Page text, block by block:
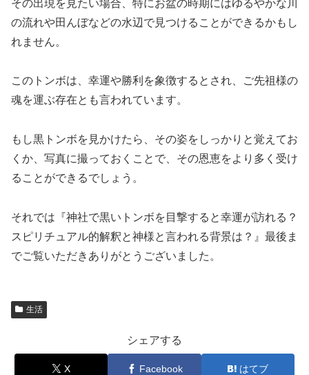
その出現を見たい場合、特にお盆の時期にはゆるやかな川
の流れや田んぼなどの水辺で見つけることができるかもし
れません。
このトンボは、幸運や勝利を象徴するとされ、ご先祖様の
魂を運ぶ存在とも言われています。
もし黒トンボを見かけたら、その姿をしっかりと覚えてお
くか、写真に撮っておくことで、その恩恵をより多く受け
ることができるでしょう。
それでは『神社で黒いトンボを目撃すると幸運が訪れる？
スピリチュアル的解釈と神様と言われる背景は？』最後ま
でご覧いただきありがとうございました。
生活
シェアする
X Facebook はてブ